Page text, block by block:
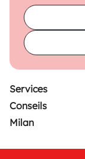
Services
Conseils
Milan